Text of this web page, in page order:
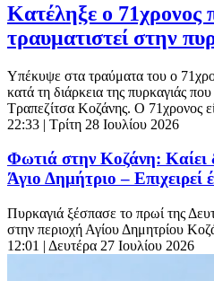
Κατέληξε ο 71χρονος
τραυματιστεί στην
Υπέκυψε στα τραύματα του ο
κατά τη διάρκεια της πυρκαγιάς
Τραπεζίτσα Κοζάνης. Ο 71χρονος
22:33 | Τρίτη 28 Ιουλίου 2026
Φωτιά στην Κοζάνη: Καίει
Άγιο Δημήτριο – Επιχειρεί
Πυρκαγιά ξέσπασε το πρωί της
στην περιοχή Αγίου Δημητρίου
12:01 | Δευτέρα 27 Ιουλίου 2026